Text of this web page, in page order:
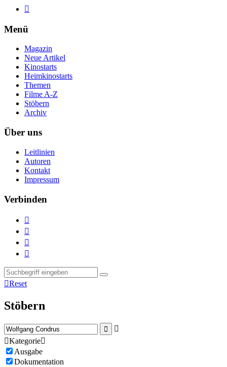

Menü
Magazin
Neue Artikel
Kinostarts
Heimkinostarts
Themen
Filme A-Z
Stöbern
Archiv
Über uns
Leitlinien
Autoren
Kontakt
Impressum
Verbinden




Reset
Stöbern


Kategorie
Ausgabe
Dokumentation